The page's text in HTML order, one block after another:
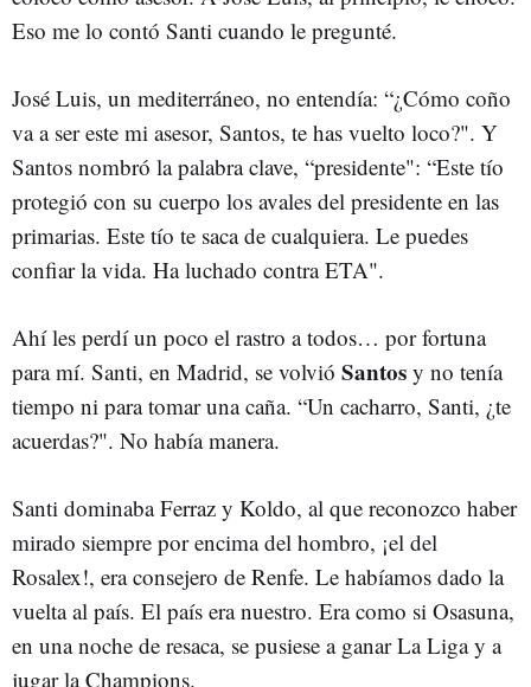
Eso me lo contó Santi cuando le pregunté.
José Luis, un mediterráneo, no entendía: “¿Cómo coño
va a ser este mi asesor, Santos, te has vuelto loco?". Y
Santos nombró la palabra clave, “presidente": “Este tío
protegió con su cuerpo los avales del presidente en las
primarias. Este tío te saca de cualquiera. Le puedes
confiar la vida. Ha luchado contra ETA".
Ahí les perdí un poco el rastro a todos… por fortuna
para mí. Santi, en Madrid, se volvió Santos y no tenía
tiempo ni para tomar una caña. “Un cacharro, Santi, ¿te
acuerdas?". No había manera.
Santi dominaba Ferraz y Koldo, al que reconozco haber
mirado siempre por encima del hombro, ¡el del
Rosalex!, era consejero de Renfe. Le habíamos dado la
vuelta al país. El país era nuestro. Era como si Osasuna,
en una noche de resaca, se pusiese a ganar La Liga y a
jugar la Champions.